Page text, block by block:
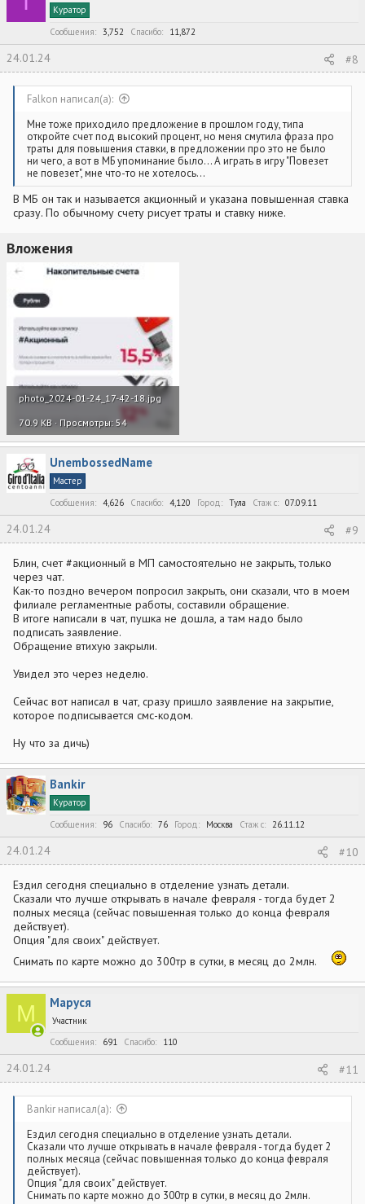
Куратор
Сообщения
3,752 Спасибо 11,872
24.01.24 #8
Falkon написал(а):
Мне тоже приходило предложение в прошлом году, типа
откройте счет под высокий процент, но меня смутила фраза про
траты для повышения ставки, в предложении про это не было
ни чего, а вот в МБ упоминание было... А играть в игру "Повезет
не повезет", мне что-то не хотелось...
В МБ он так и называется акционный и указана повышенная ставка
сразу. По обычному счету рисует траты и ставку ниже.
Вложения
photo_2024-01-24_17-42-18.jpg
70.9 KB · Просмотры: 54
UnembossedName
Мастер
Сообщения
4,626 Спасибо 4,120 Город Тула Стаж c 07.09.11
24.01.24 #9
Блин, счет #акционный в МП самостоятельно не закрыть, только
через чат.
Как-то поздно вечером попросил закрыть, они сказали, что в моем
филиале регламентные работы, составили обращение.
В итоге написали в чат, пушка не дошла, а там надо было
подписать заявление.
Обращение втихую закрыли.
Увидел это через неделю.
Сейчас вот написал в чат, сразу пришло заявление на закрытие,
которое подписывается смс-кодом.
Ну что за дичь)
Bankir
Куратор
Сообщения
96 Спасибо 76 Город Москва Стаж c 26.11.12
24.01.24 #10
Ездил сегодня специально в отделение узнать детали.
Сказали что лучше открывать в начале февраля - тогда будет 2
полных месяца (сейчас повышенная только до конца февраля
действует).
Опция "для своих" действует.
Снимать по карте можно до 300тр в сутки, в месяц до 2млн.
М Маруся
Участник
Сообщения
691 Спасибо 110
24.01.24 #11
Bankir написал(а):
Ездил сегодня специально в отделение узнать детали.
Сказали что лучше открывать в начале февраля - тогда будет 2
полных месяца (сейчас повышенная только до конца февраля
действует).
Опция "для своих" действует.
Снимать по карте можно до 300тр в сутки, в месяц до 2млн.